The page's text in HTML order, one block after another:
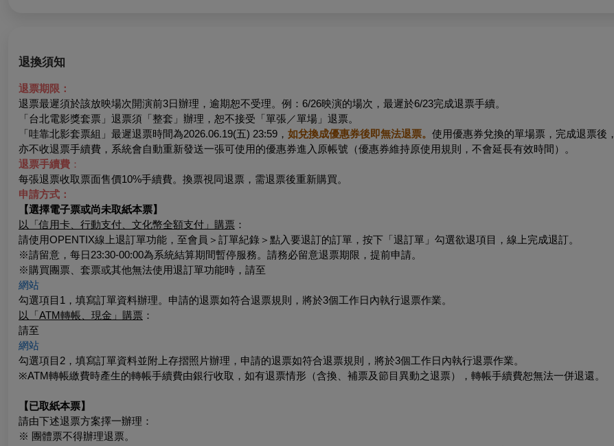
退換須知
退票期限：
退票最遲須於該放映場次開演前3日辦理，逾期恕不受理。例：6/26映演的場次，最遲於6/23完成退票手續。
「台北電影獎套票」退票須「整套」辦理，恕不接受「單張／單場」退票。
「哇靠北影套票組」最遲退票時間為2026.06.19(五) 23:59， 如兌換成優惠券後即無法退票。 使用優惠券兌換的單場票，完成退票後，
亦不收退票手續費，系統會自動重新發送一張可使用的優惠券進入原帳號（優惠券維持原使用規則，不會延長有效時間）。
退票手續費 ：
每張退票收取票面售價10%手續費。換票視同退票，需退票後重新購買。
申請方式：
【選擇電子票或尚未取紙本票】
以「信用卡、行動支付、文化幣全額支付」購票 ：
請使用OPENTIX線上退訂單功能，至會員＞訂單紀錄＞點入要退訂的訂單，按下「退訂單」勾選欲退項目，線上完成退訂。
※請留意，每日23:30-00:00為系統結算期間暫停服務。請務必留意退票期限，提前申請。
※購買團票、套票或其他無法使用退訂單功能時，請至
網站
勾選項目1，填寫訂單資料辦理。申請的退票如符合退票規則，將於3個工作日內執行退票作業。
以「ATM轉帳、現金」購票 ：
請至
網站
勾選項目2，填寫訂單資料並附上存摺照片辦理，申請的退票如符合退票規則，將於3個工作日內執行退票作業。
※ATM轉帳繳費時產生的轉帳手續費由銀行收取，如有退票情形（含換、補票及節目異動之退票），轉帳手續費恕無法一併退還。
【已取紙本票】
請由下述退票方案擇一辦理：
※ 團體票不得辦理退票。